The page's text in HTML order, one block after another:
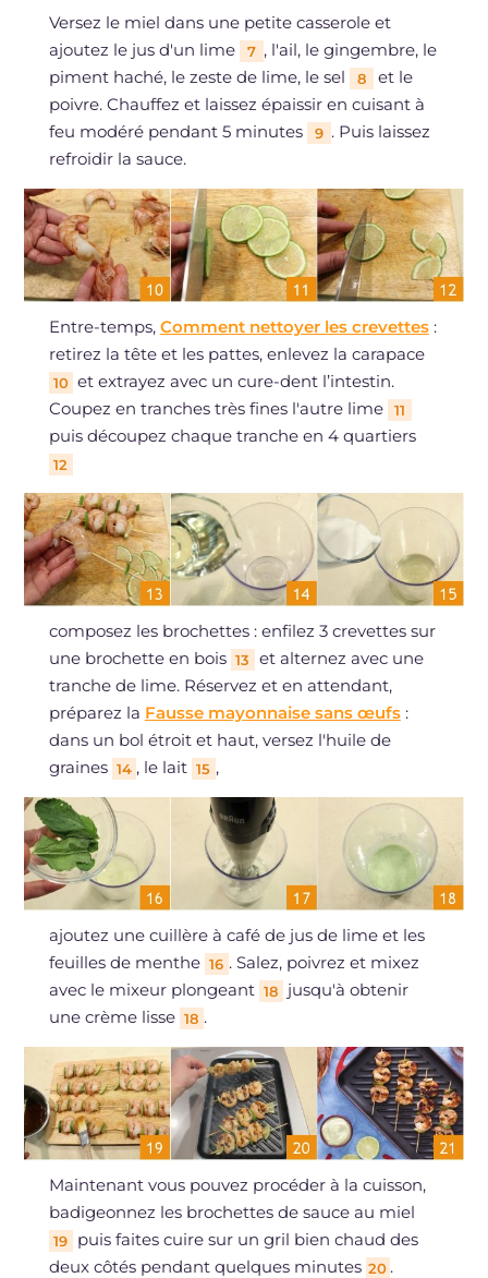
Versez le miel dans une petite casserole et
ajoutez le jus d'un lime
7 , l'ail, le gingembre, le
piment haché, le zeste de lime, le sel
8
et le
poivre. Chauffez et laissez épaissir en cuisant à
feu modéré pendant 5 minutes
9 . Puis laissez
refroidir la sauce.
Entre-temps, Comment nettoyer les crevettes:
retirez la tête et les pattes, enlevez la carapace
10 et extrayez avec un cure-dent l’intestin.
Coupez en tranches très fines l'autre lime
11
puis découpez chaque tranche en 4 quartiers
12
composez les brochettes : enfilez 3 crevettes sur
une brochette en bois 13
et alternez avec une
tranche de lime. Réservez et en attendant,
préparez la Fausse mayonnaise sans œufs:
dans un bol étroit et haut, versez l'huile de
graines 14 , le lait 15 ,
ajoutez une cuillère à café de jus de lime et les
feuilles de menthe 16 . Salez, poivrez et mixez
avec le mixeur plongeant 18
jusqu'à obtenir
une crème lisse 18 .
Maintenant vous pouvez procéder à la cuisson,
badigeonnez les brochettes de sauce au miel
19
puis faites cuire sur un gril bien chaud des
deux côtés pendant quelques minutes 20 .